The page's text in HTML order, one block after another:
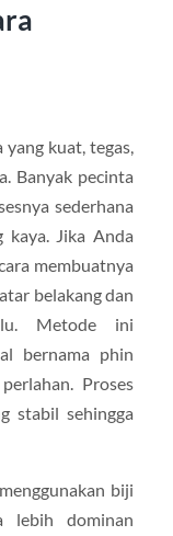
kuat, tegas,
Banyak pecinta
sederhana
kaya. Jika Anda
membuatnya
belakang dan
Metode ini
bernama phin
Proses
stabil sehingga
biji
lebih dominan